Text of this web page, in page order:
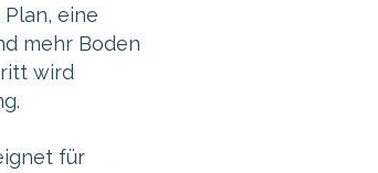
eine
mehr Boden
wird
für